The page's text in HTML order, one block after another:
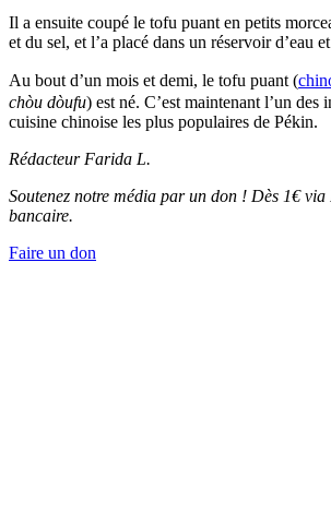
Il a ensuite coupé le tofu puant en petits
et du sel, et l’a placé dans un réservoir d’eau
Au bout d’un mois et demi, le tofu puant (
chòu dòufu) est né. C’est maintenant l’un des
cuisine chinoise les plus populaires de Pékin.
Rédacteur Farida L.
Soutenez notre média par un don ! Dès 1€
bancaire.
Faire un don